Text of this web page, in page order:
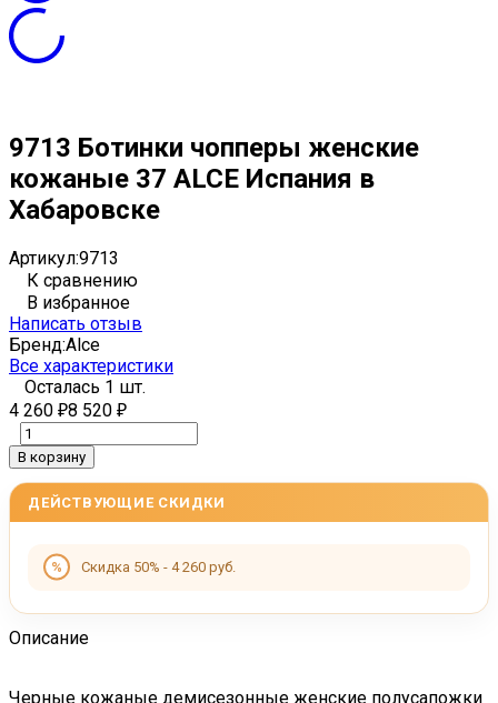
9713 Ботинки чопперы женские
кожаные 37 ALCE Испания в
Хабаровске
Артикул:9713
К сравнению
В избранное
Написать отзыв
Бренд:Alce
Все характеристики
Осталась 1 шт.
4 260 ₽8 520 ₽
В корзину
ДЕЙСТВУЮЩИЕ СКИДКИ
Скидка 50% - 4 260 руб.
Описание
Черные кожаные демисезонные женские полусапожки